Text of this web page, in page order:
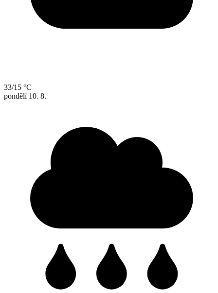
33/15 °C
pondělí 10. 8.